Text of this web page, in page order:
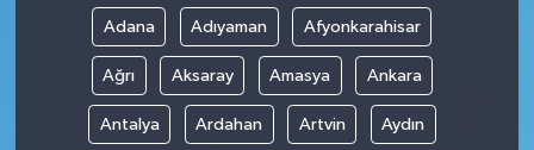
Adana Adıyaman Afyonkarahisar
Ağrı Aksaray Amasya Ankara
Antalya Ardahan Artvin Aydın